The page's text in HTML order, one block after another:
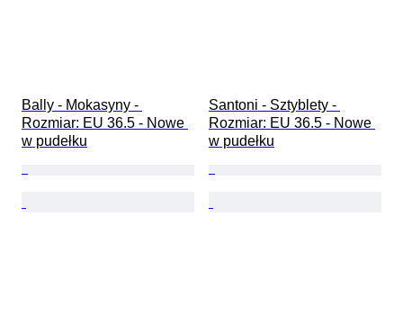
Bally - Mokasyny -
Rozmiar: EU 36.5 - Nowe
w pudełku
Santoni - Sztyblety -
Rozmiar: EU 36.5 - Nowe
w pudełku